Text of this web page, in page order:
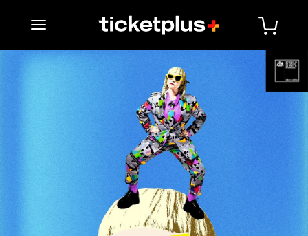
desplegar navegación